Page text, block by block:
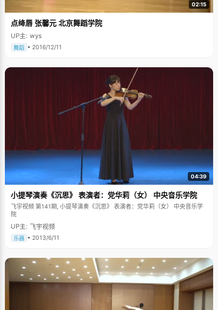
02:15
点绛唇 张馨元 北京舞蹈学院
UP主: wys
舞蹈 • 2016/12/11
04:39
小提琴演奏《沉思》 表演者：党华莉（女） 中央音乐学院
飞宇视频 第141期, 小提琴演奏《沉思》 表演者：党华莉（女） 中央音乐学
院
UP主: 飞宇视频
乐器 • 2013/6/11